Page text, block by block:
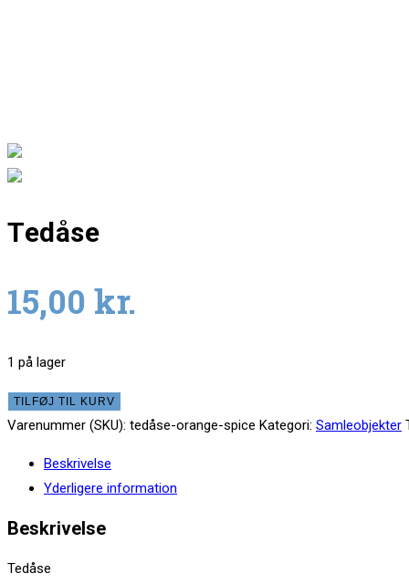
Tedåse
15,00 kr.
1 på lager
Tedåse
antal
TILFØJ TIL KURV
Varenummer (SKU): tedåse-orange-spice Kategori: Samleobjekter
Beskrivelse
Yderligere information
Beskrivelse
Tedåse